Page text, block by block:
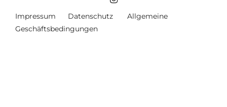
Impressum Datenschutz
Allgemeine
Geschäftsbedingungen